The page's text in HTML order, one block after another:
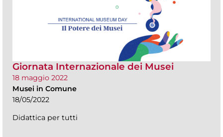
Giornata Internazionale dei Musei
18 maggio 2022
Musei in Comune
18/05/2022
Didattica per tutti